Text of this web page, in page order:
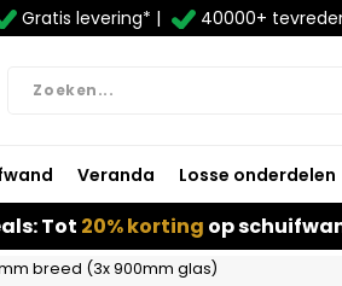
Gratis levering* | 40000+
Veranda Losse onderdelen
Tot 20% korting op
breed (3x 900mm glas)